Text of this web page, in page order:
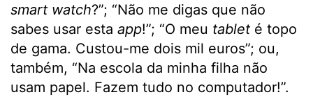
smart watch?”; “Não me digas que não
sabes usar esta app!”; “O meu tablet é topo
de gama. Custou-me dois mil euros”; ou,
também, “Na escola da minha filha não
usam papel. Fazem tudo no computador!”.